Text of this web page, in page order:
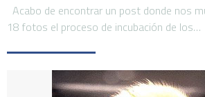
Acabo de encontrar un post donde nos
18 fotos el proceso de incubación de los…